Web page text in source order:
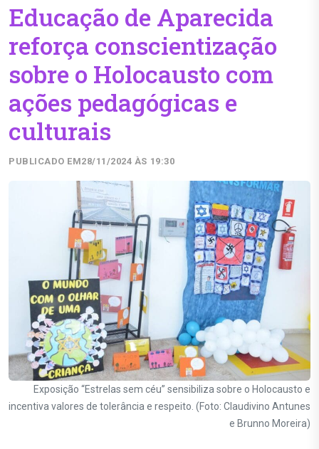
Educação de Aparecida
reforça conscientização
sobre o Holocausto com
ações pedagógicas e
culturais
PUBLICADO EM28/11/2024 ÀS 19:30
Exposição “Estrelas sem céu” sensibiliza sobre o Holocausto e
incentiva valores de tolerância e respeito. (Foto: Claudivino Antunes
e Brunno Moreira)